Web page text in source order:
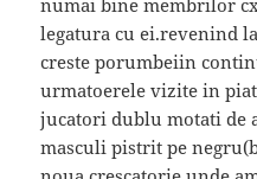
numai bine membrilor
legatura cu ei.revenind
creste porumbeiin
urmatoerele vizite in
jucatori dublu motati de
masculi pistrit pe